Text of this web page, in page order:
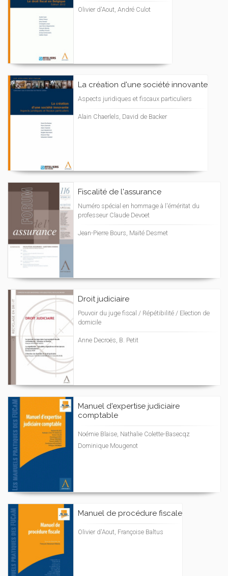
Olivier d'Aout, André Culot
La création d'une société innovante
Aspects juridiques et fiscaux particuliers
Alain Chaerlels, David de Backer
Fiscalité de l'assurance
Numéro spécial en hommage à l'éméritat du
professeur Claude Devoet
Jean-Pierre Bours, Maïté Desmet
Droit judiciaire
Pouvoir du juge fiscal / Répétibilité / Election de
domicile
Anne Decroës, B. Petit
Manuel d'expertise judiciaire
comptable
Noémie Blaise, Nathalie Colette-Basecqz
Dominique Mougenot
Manuel de procédure fiscale
Olivier d'Aout, Françoise Baltus